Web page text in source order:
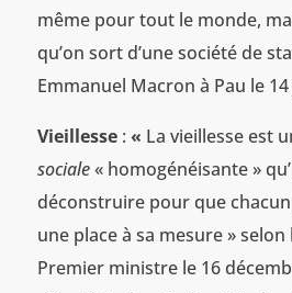
même pour tout le monde,
qu’on sort d’une société de
Emmanuel Macron à Pau le
Vieillesse : « La vieillesse est
sociale« homogénéisante »
déconstruire pour que
une place à sa mesure »
Premier ministre le 16